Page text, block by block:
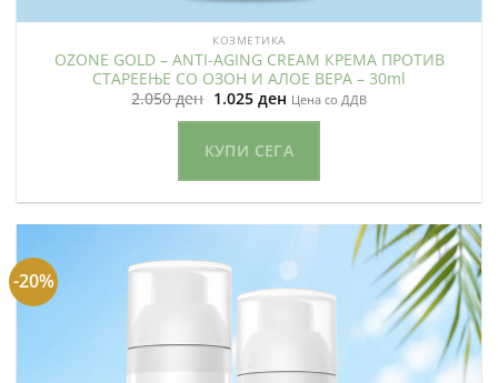
КОЗМЕТИКА
ОZONE GOLD – ANTI-AGING CREAM КРЕМА ПРОТИВ
СТАРЕЕЊЕ СО ОЗОН И АЛОЕ ВЕРА – 30ml
2.050ден Original
was:
2.050 ден.
1.025 денCurrent
price
is:
1.025 ден.
Цена со ДДВ
КУПИ СЕГА
-20%